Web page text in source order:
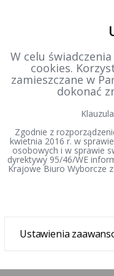
Osoba odpowiedzialna
Data utworzenia
W celu
cookies.
zamieszczane w
dokonać
Zgodnie z
kwietnia 2016 r. w
osobowych i w sprawie
dyrektywy 95/46/WE
Krajowe Biuro Wyborcze
Ustawienia